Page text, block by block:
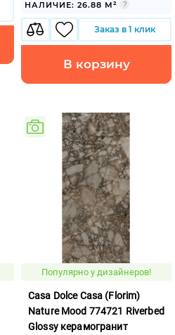
НАЛИЧИЕ: 26.88 М²
Заказ в 1 клик
В корзину
Популярно у дизайнеров!
Casa Dolce Casa (Florim)
Nature Mood 774721 Riverbed
Glossy керамогранит